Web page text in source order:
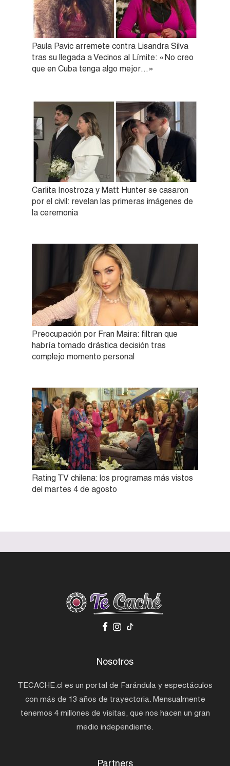
Paula Pavic arremete contra Lisandra Silva
tras su llegada a Vecinos al Límite: «No creo
que en Cuba tenga algo mejor…»
Carlita Inostroza y Matt Hunter se casaron
por el civil: revelan las primeras imágenes de
la ceremonia
Preocupación por Fran Maira: filtran que
habría tomado drástica decisión tras
complejo momento personal
Rating TV chilena: los programas más vistos
del martes 4 de agosto
Nosotros
TECACHE.cl es un portal de Farándula y espectáculos
con más de 13 años de trayectoria. Mensualmente
tenemos 4 millones de visitas, que nos hacen un gran
medio independiente.
Partners